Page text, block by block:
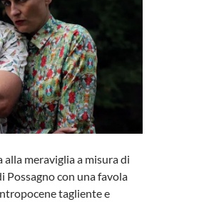
alla meraviglia a misura di
Possagno con una favola
tagliente e